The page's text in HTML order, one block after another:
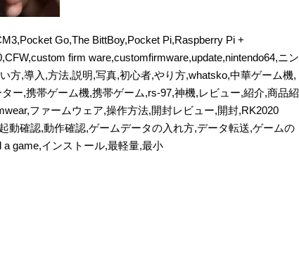
Go,The BittBoy,Pocket Pi,Raspberry Pi +
firm ware,customfirmware,update,nintendo64,ニン
方,導入,方法,説明,写真,初心者,やり方,whatsko,中華ゲーム機,
ー,携帯ゲーム機,携帯ゲーム,rs-97,神機,レビュー,紹介,商品紹
ファームウェア,操作方法,開封レビュー,開封,RK2020
動確認,動作確認,ゲームデータの入れ方,データ転送,ゲームの
a game,インストール,最軽量,最小